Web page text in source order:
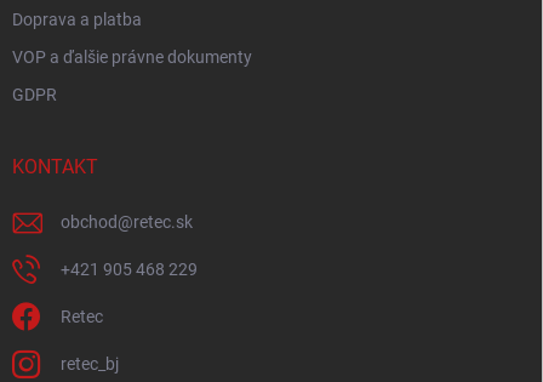
Doprava a platba
VOP a ďalšie právne dokumenty
GDPR
KONTAKT
obchod@retec.sk
+421 905 468 229
Retec
retec_bj